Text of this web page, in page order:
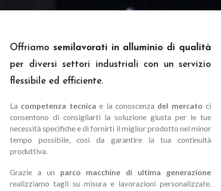
Offriamo semilavorati in alluminio di qualità
per diversi settori industriali con un servizio
flessibile ed efficiente.
La competenza tecnica e la conoscenza del mercato ci
consentono di consigliarti la soluzione giusta per le tue
necessità specifiche e di fornirti il miglior prodotto nel minor
tempo possibile, così da garantire la tua continuità
produttiva.
Grazie a un parco macchine di ultima generazione
realizziamo tagli su misura e lavorazioni personalizzate.